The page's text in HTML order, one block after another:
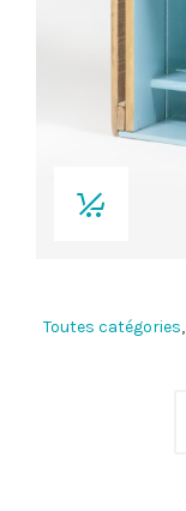
Toutes catégories,